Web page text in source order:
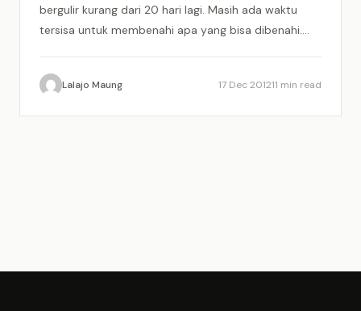
bergulir kurang dari 20 hari lagi. Masih ada waktu
tersisa untuk membenahi apa yang bisa dibenahi.
Lalajo Maung 17 Dec 201211 min read